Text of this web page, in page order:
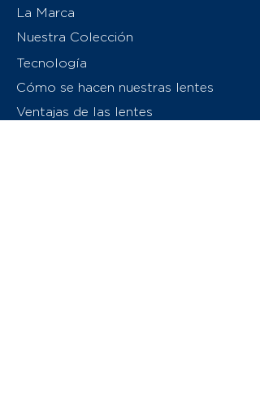
La Marca
Nuestra Colección
Tecnología
Cómo se hacen nuestras lentes
Ventajas de las lentes